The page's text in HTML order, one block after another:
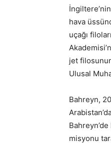
hava
uçağı
jet
Ulusal
Bahreyn,
misyonu